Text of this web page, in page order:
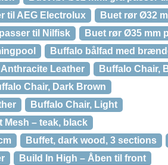
til AEG Electrolux
Buet rør Ø32
til Nilfisk
Buet rør Ø35 mm
Buffalo bålfad med
Leather
Buffalo Chair,
Chair, Dark Brown
Buffalo Chair, Light
Mesh – teak, black
Buffet, dark wood, 3 sections
Build In High – Åben til front